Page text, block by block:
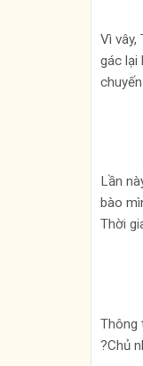
Vì vây,
gác lại
Lần
bào
Thời
Thông
?Chủ